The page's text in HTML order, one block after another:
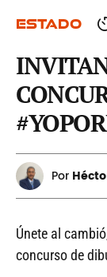
ESTADO
Por
Únete al
concurso de